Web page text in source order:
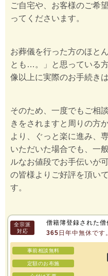
ご自宅や、お客様のご希
ってくださいます。
お葬儀を行った方のほと
とも…。」と思っている
像以上に実際のお手続き
そのため、一度でもご相
きをされますと周りの方
より、ぐっと楽に進み、
いただいた場合でも、一
ルなお値段でお手伝いが
の皆様よりご好評を頂い
す。
全宗派
対応
僧籍簿登録された僧
365日年中無休です。
事前相談無料
定額のお布施